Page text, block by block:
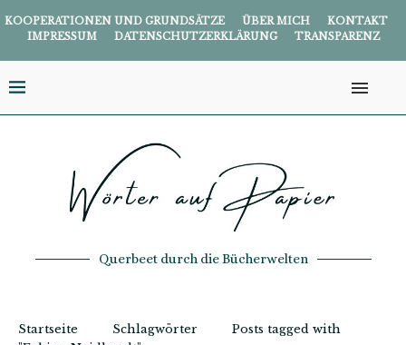
KOOPERATIONEN UND GRUNDSÄTZE ÜBER MICH
KONTAKT
IMPRESSUM
DATENSCHUTZERKLÄRUNG TRANSPARENZ
Querbeet durch die Bücherwelten
Startseite Schlagwörter
Posts tagged with